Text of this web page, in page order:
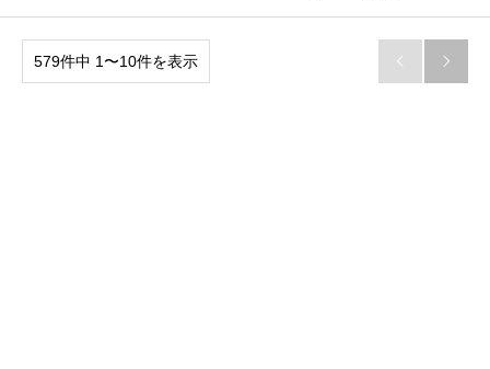
579件中 1〜10件を表示  